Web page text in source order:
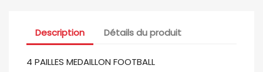
Description Détails du produit
4 PAILLES MEDAILLON FOOTBALL